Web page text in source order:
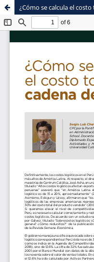
Sistema de
Bibliotecas
Facultad de
Ciencias Contables
¿Cómo se calcula el